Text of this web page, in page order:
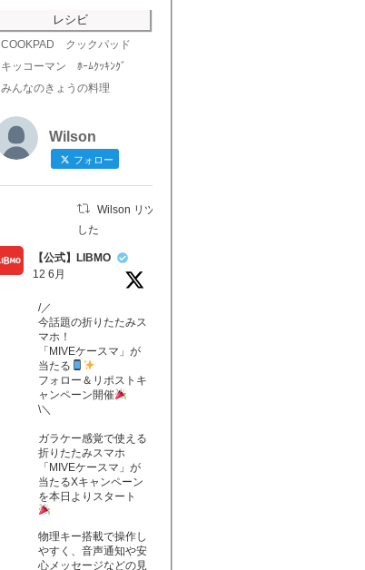
レシビ
COOKPAD クックパッド
キッコーマン ﾎｰﾑｸｯｷﾝｸﾞ
みんなのきょうの料理
Wilson
フォロー
Wilson リツイートされま
した
【公式】LIBMO
12 6月
/／
今話題の折りたたみス
マホ！
「MIVEケースマ」が
当たる
フォロー＆リポストキ
ャンペーン開催
\＼
ガラケー感覚で使える
折りたたみスマホ
「MIVEケースマ」が
当たるXキャンペーン
を本日よりスタート
物理キー搭載で操作し
やすく、音声通知や安
心メッセージなどの見